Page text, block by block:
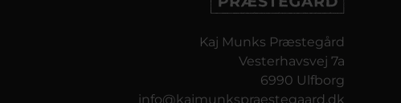
Kaj Munks Præstegård
Vesterhavsvej 7a
6990 Ulfborg
info@kajmunkspraestegaard.dk